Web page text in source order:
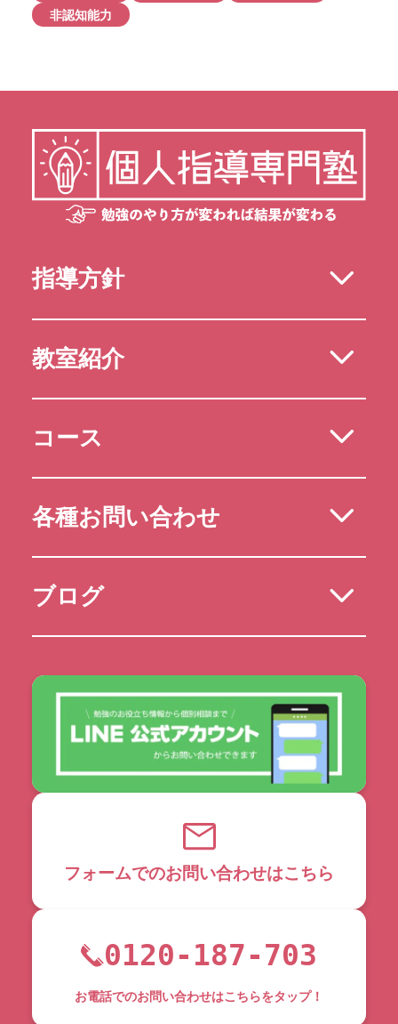
非認知能力
指導方針
教室紹介
コース
各種お問い合わせ
ブログ
フォームでのお問い合わせはこちら
0120-187-703
お電話でのお問い合わせはこちらをタップ！